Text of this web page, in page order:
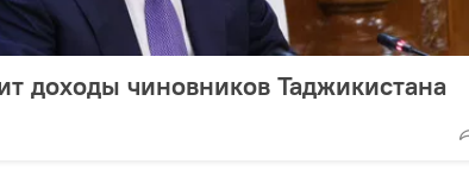
доходы чиновников Таджикистана